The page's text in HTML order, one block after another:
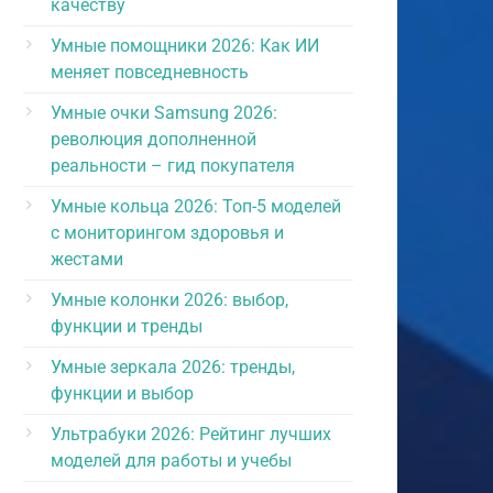
качеству
Умные помощники 2026: Как ИИ
меняет повседневность
Умные очки Samsung 2026:
революция дополненной
реальности – гид покупателя
Умные кольца 2026: Топ-5 моделей
с мониторингом здоровья и
жестами
Умные колонки 2026: выбор,
функции и тренды
Умные зеркала 2026: тренды,
функции и выбор
Ультрабуки 2026: Рейтинг лучших
моделей для работы и учебы